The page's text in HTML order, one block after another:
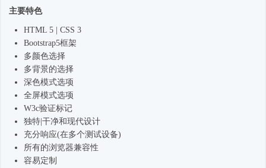
主要特色
HTML 5 | CSS 3
Bootstrap5框架
多颜色选择
多背景的选择
深色模式选项
全屏模式选项
W3c验证标记
独特|干净和现代设计
充分响应(在多个测试设备)
所有的浏览器兼容性
容易定制